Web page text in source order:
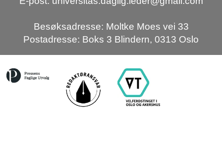
Besøksadresse: Moltke Moes vei 33
Postadresse: Boks 3 Blindern, 0313 Oslo